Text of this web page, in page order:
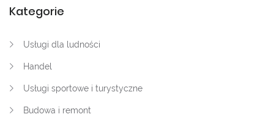
Kategorie
Usługi dla ludności
Handel
Usługi sportowe i turystyczne
Budowa i remont